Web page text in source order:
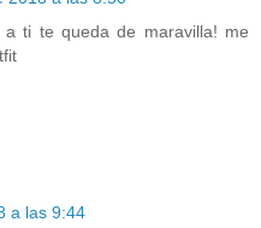
ti te queda de maravilla! me
a las 9:44